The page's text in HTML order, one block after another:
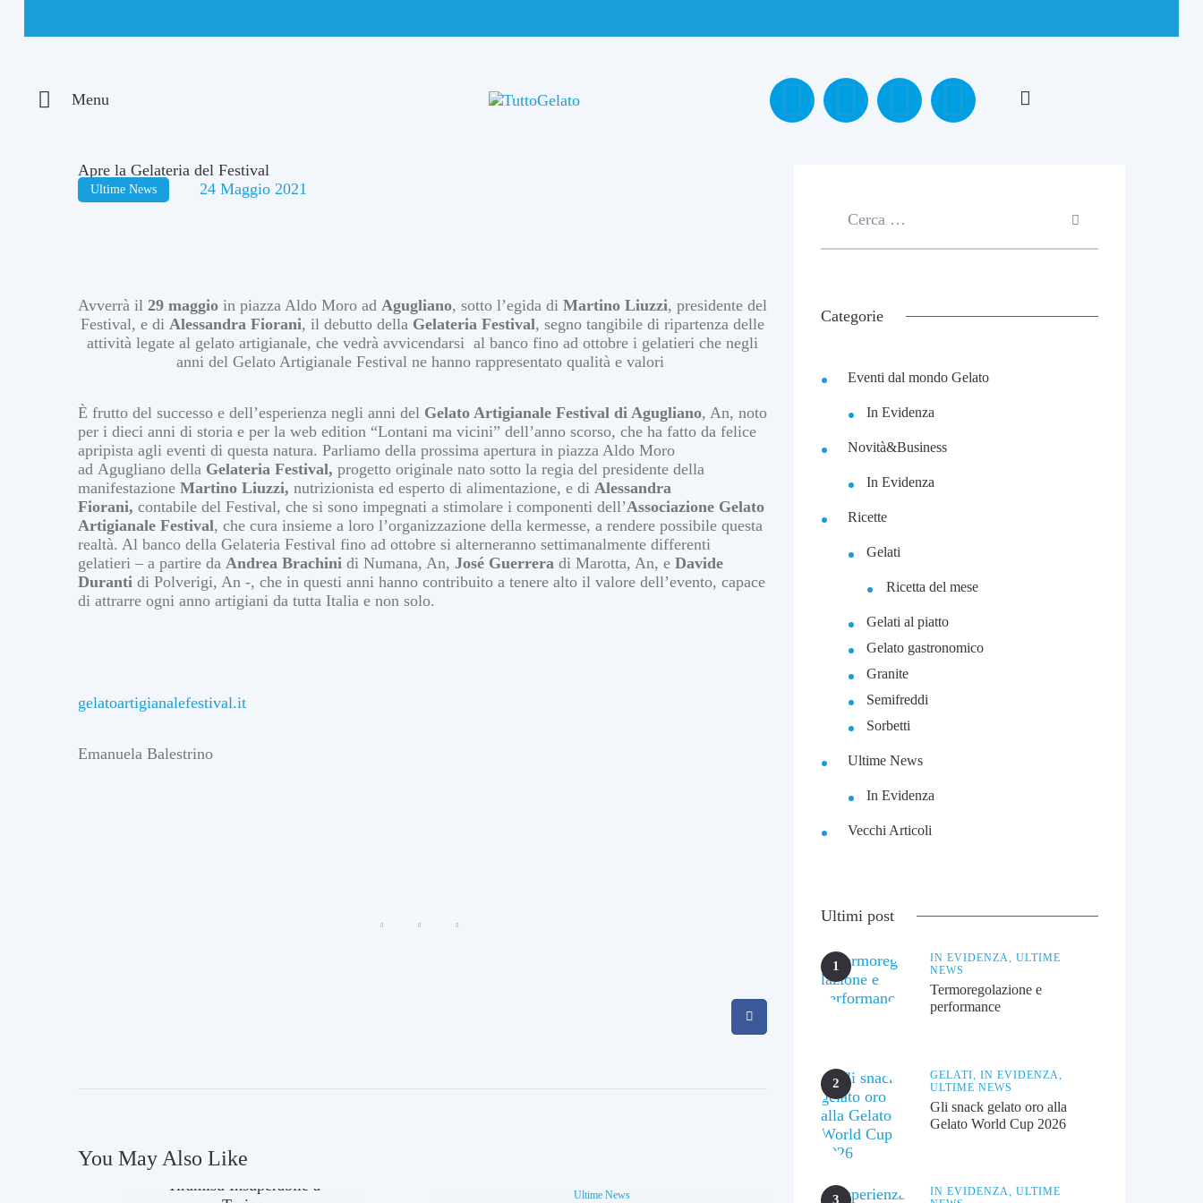
Menu
Apre la Gelateria del Festival
Ultime News 24 Maggio 2021
Avverrà il 29 maggio in piazza Aldo Moro ad Agugliano, sotto l’egida di Martino Liuzzi, presidente del
Festival, e di Alessandra Fiorani, il debutto della Gelateria Festival, segno tangibile di ripartenza delle
attività legate al gelato artigianale, che vedrà avvicendarsi al banco fino ad ottobre i gelatieri che negli
anni del Gelato Artigianale Festival ne hanno rappresentato qualità e valori
È frutto del successo e dell’esperienza negli anni del Gelato Artigianale Festival di Agugliano, An, noto
per i dieci anni di storia e per la web edition “Lontani ma vicini” dell’anno scorso, che ha fatto da felice
apripista agli eventi di questa natura. Parliamo della prossima apertura in piazza Aldo Moro
ad Agugliano della Gelateria Festival, progetto originale nato sotto la regia del presidente della
manifestazione Martino Liuzzi, nutrizionista ed esperto di alimentazione, e di Alessandra
Fiorani, contabile del Festival, che si sono impegnati a stimolare i componenti dell’Associazione Gelato
Artigianale Festival, che cura insieme a loro l’organizzazione della kermesse, a rendere possibile questa
realtà. Al banco della Gelateria Festival fino ad ottobre si alterneranno settimanalmente differenti
gelatieri – a partire da Andrea Brachini di Numana, An, José Guerrera di Marotta, An, e Davide
Duranti di Polverigi, An -, che in questi anni hanno contribuito a tenere alto il valore dell’evento, capace
di attrarre ogni anno artigiani da tutta Italia e non solo.
gelatoartigianalefestival.it
Emanuela Balestrino
You May Also Like
In EvidenzaUltime News
Tiramisù Insuperabile a
Ultime News
Categorie
Eventi dal mondo Gelato
In Evidenza
Novità&Business
In Evidenza
Ricette
Gelati
Ricetta del mese
Gelati al piatto
Gelato gastronomico
Granite
Semifreddi
Sorbetti
Ultime News
In Evidenza
Vecchi Articoli
Ultimi post
IN EVIDENZA, ULTIME
NEWS
Termoregolazione e
performance
GELATI, IN EVIDENZA,
ULTIME NEWS
Gli snack gelato oro alla
Gelato World Cup 2026
IN EVIDENZA, ULTIME